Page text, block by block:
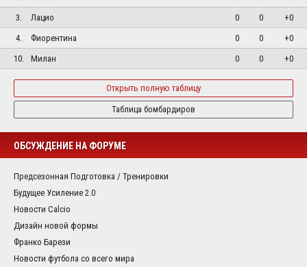
3.
Лацио 0 0
+0
4.
Фиорентина 0 0
+0
10.
Милан 0 0 +0
Открыть полную таблицу
Таблица бомбардиров
ОБСУЖДЕНИЕ НА ФОРУМЕ
Предсезонная Подготовка / Тренировки
Будущее Усиление 2.0
Новости Calcio
Дизайн новой формы
Франко Барези
Новости футбола со всего мира